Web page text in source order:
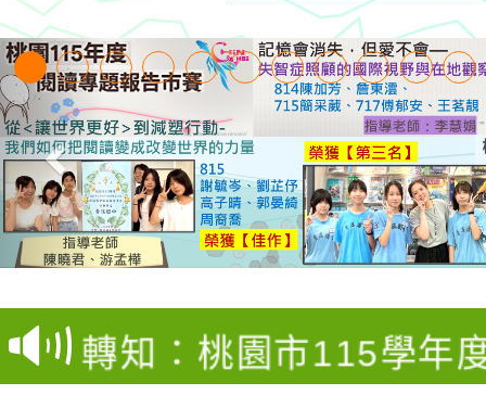
【甄選結果(第4招)】
結果(第4招)
學年度第1學期第7次代
轉知：桃園市115學年